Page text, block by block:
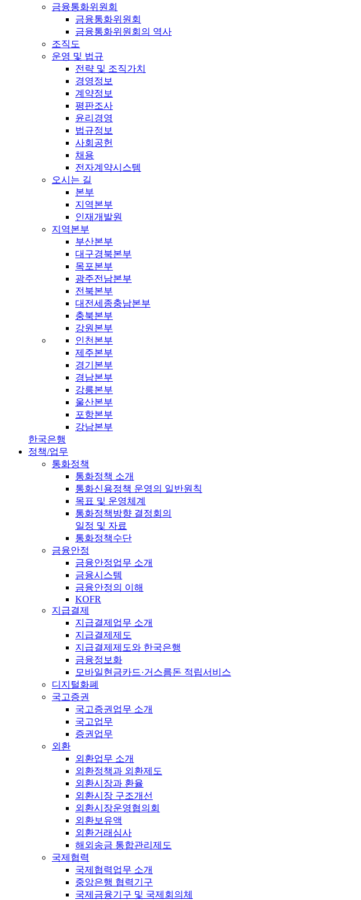
금융통화위원회
금융통화위원회
금융통화위원회의 역사
조직도
운영 및 법규
전략 및 조직가치
경영정보
계약정보
평판조사
윤리경영
법규정보
사회공헌
채용
전자계약시스템
오시는 길
본부
지역본부
인재개발원
지역본부
부산본부
대구경북본부
목포본부
광주전남본부
전북본부
대전세종충남본부
충북본부
강원본부
인천본부
제주본부
경기본부
경남본부
강릉본부
울산본부
포항본부
강남본부
한국은행
정책/업무
통화정책
통화정책 소개
통화신용정책 운영의 일반원칙
목표 및 운영체계
통화정책방향 결정회의
일정 및 자료
통화정책수단
금융안정
금융안정업무 소개
금융시스템
금융안정의 이해
KOFR
지급결제
지급결제업무 소개
지급결제제도
지급결제제도와 한국은행
금융정보화
모바일현금카드·거스름돈 적립서비스
디지털화폐
국고증권
국고증권업무 소개
국고업무
증권업무
외환
외환업무 소개
외환정책과 외환제도
외환시장과 환율
외환시장 구조개선
외환시장운영협의회
외환보유액
외환거래심사
해외송금 통합관리제도
국제협력
국제협력업무 소개
중앙은행 협력기구
국제금융기구 및 국제회의체